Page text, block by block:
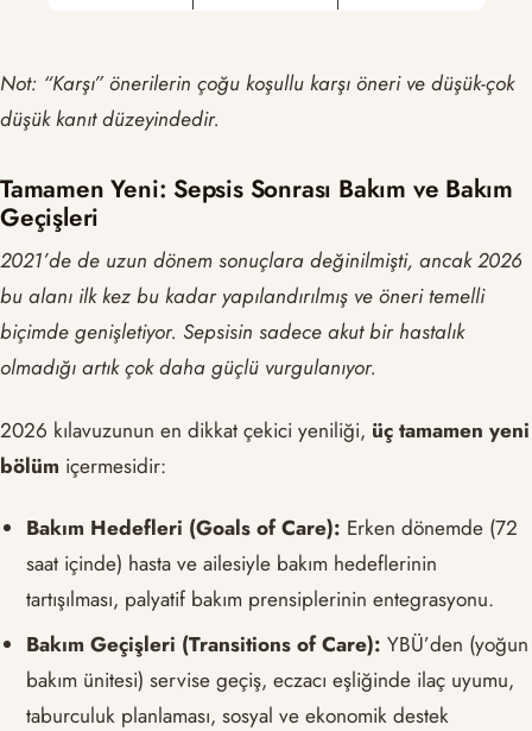
Not: “Karşı” önerilerin çoğu koşullu karşı öneri ve düşük-çok
düşük kanıt düzeyindedir.
Tamamen Yeni: Sepsis Sonrası Bakım ve Bakım
Geçişleri
2021’de de uzun dönem sonuçlara değinilmişti, ancak 2026
bu alanı ilk kez bu kadar yapılandırılmış ve öneri temelli
biçimde genişletiyor. Sepsisin sadece akut bir hastalık
olmadığı artık çok daha güçlü vurgulanıyor.
2026 kılavuzunun en dikkat çekici yeniliği, üç tamamen yeni
bölüm içermesidir:
Bakım Hedefleri (Goals of Care): Erken dönemde (72
saat içinde) hasta ve ailesiyle bakım hedeflerinin
tartışılması, palyatif bakım prensiplerinin entegrasyonu.
Bakım Geçişleri (Transitions of Care):YBÜ’den (yoğun
bakım ünitesi) servise geçiş, eczacı eşliğinde ilaç uyumu,
taburculuk planlaması, sosyal ve ekonomik destek